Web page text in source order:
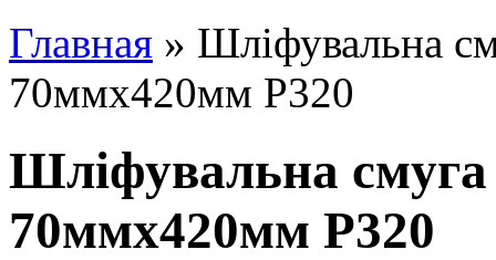
Главная » Шліфувальна
70ммx420мм Р320
Шліфувальна
70ммx420мм Р320